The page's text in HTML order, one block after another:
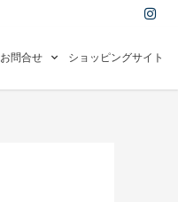
I
n
a
r
お問合せ ショッピングサイト